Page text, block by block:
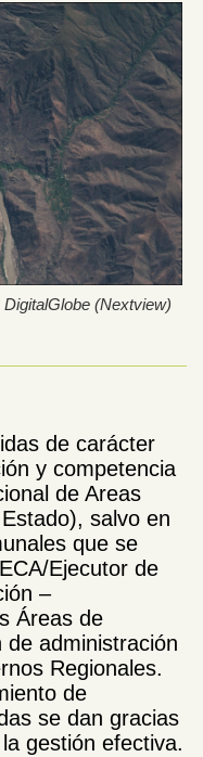
(Nextview)
de carácter
y competencia
de Areas
salvo en
que se
Ejecutor de
–
Áreas de
de administración
Regionales.
de
se dan gracias
gestión efectiva.